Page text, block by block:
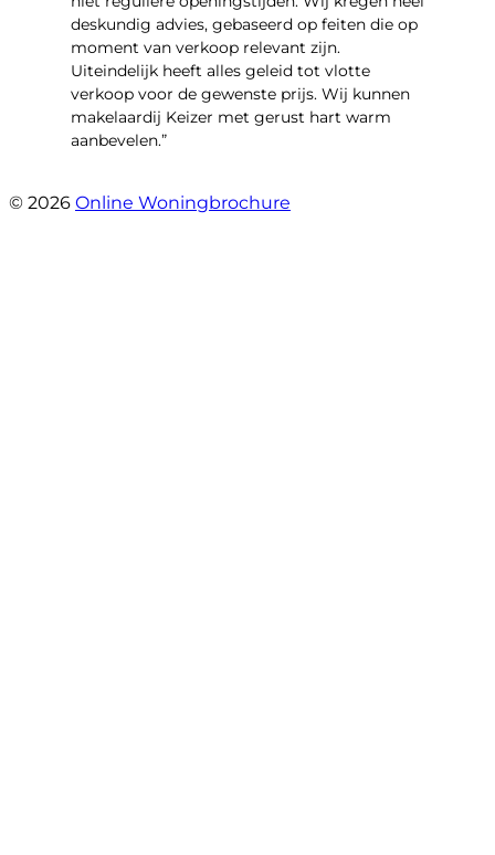
deskundig advies, gebaseerd op feiten die op
moment van verkoop relevant zijn.
Uiteindelijk heeft alles geleid tot vlotte
verkoop voor de gewenste prijs. Wij kunnen
makelaardij Keizer met gerust hart warm
aanbevelen.”
© 2026 Online Woningbrochure